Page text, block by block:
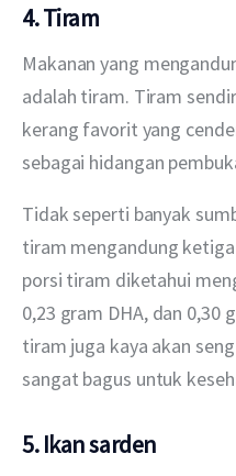
4. Tiram
Makanan yang
adalah tiram. Tiram
kerang favorit yang
sebagai hidangan
Tidak seperti banyak
tiram mengandung
porsi tiram diketahui
0,23 gram DHA, dan 0,30
tiram juga kaya akan
sangat bagus untuk
5. Ikan sarden